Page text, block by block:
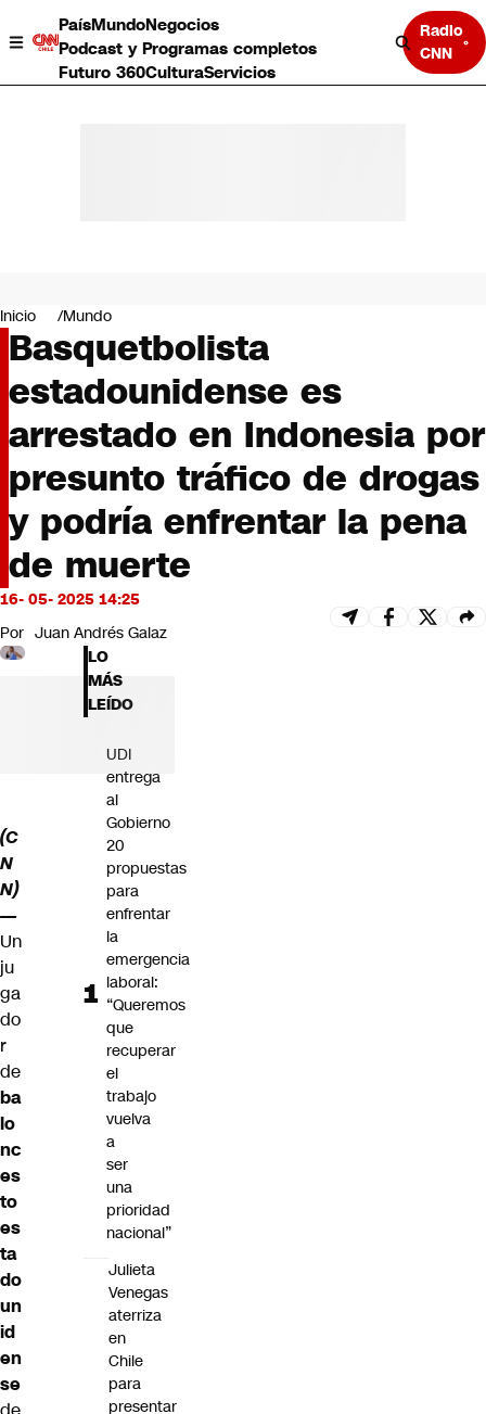
PaísMundoNegocios
Podcast y Programas completos
Futuro 360CulturaServicios
Radio
CNN
Negocios
Deportes
Programas completos
Cultura
Servicios
Bits
CNN tiempo
Futuro 360
Opinión
Inicio Mundo
Basquetbolista
estadounidense es
arrestado en Indonesia por
presunto tráfico de drogas
y podría enfrentar la pena
de muerte
16- 05- 2025 14:25
Por Juan Andrés Galaz
(C
N
N)
—
Un
ju
ga
do
r
de
ba
lo
nc
es
to
es
ta
do
un
id
en
se
LO
MÁS
LEÍDO
UDI
entrega
al
Gobierno
20
propuestas
para
enfrentar
la
emergencia
laboral:
“Queremos
que
recuperar
el
trabajo
vuelva
a
ser
una
prioridad
nacional”
Julieta
Venegas
aterriza
en
Chile
para
presentar